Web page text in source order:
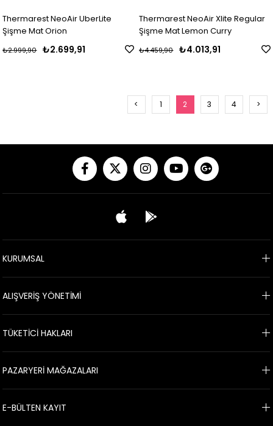
Thermarest NeoAir UberLite
Şişme Mat Orion
₺2.699,91
₺2.999,90
Thermarest NeoAir Xlite Regular
Şişme Mat Lemon Curry
₺4.013,91
₺4.459,90
< 1 2 3 4 >
KURUMSAL
ALIŞVERİŞ YÖNETİMİ
TÜKETİCİ HAKLARI
PAZARYERİ MAĞAZALARI
E-BÜLTEN KAYIT